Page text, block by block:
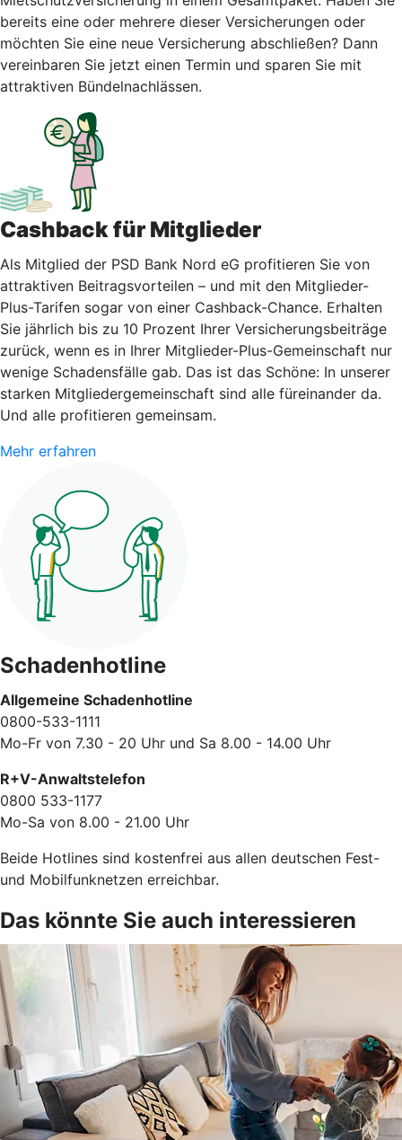
bereits eine oder mehrere dieser Versicherungen oder
möchten Sie eine neue Versicherung abschließen? Dann
vereinbaren Sie jetzt einen Termin und sparen Sie mit
attraktiven Bündelnachlässen.
Cashback für Mitglieder
Als Mitglied der PSD Bank Nord eG profitieren Sie von
attraktiven Beitragsvorteilen – und mit den Mitglieder-
Plus-Tarifen sogar von einer Cashback-Chance. Erhalten
Sie jährlich bis zu 10 Prozent Ihrer Versicherungsbeiträge
zurück, wenn es in Ihrer Mitglieder-Plus-Gemeinschaft nur
wenige Schadensfälle gab. Das ist das Schöne: In unserer
starken Mitgliedergemeinschaft sind alle füreinander da.
Und alle profitieren gemeinsam.
Mehr erfahren
Schadenhotline
Allgemeine Schadenhotline
0800-533-1111
Mo-Fr von 7.30 - 20 Uhr und Sa 8.00 - 14.00 Uhr
R+V-Anwaltstelefon
0800 533-1177
Mo-Sa von 8.00 - 21.00 Uhr
Beide Hotlines sind kostenfrei aus allen deutschen Fest-
und Mobilfunknetzen erreichbar.
Das könnte Sie auch interessieren